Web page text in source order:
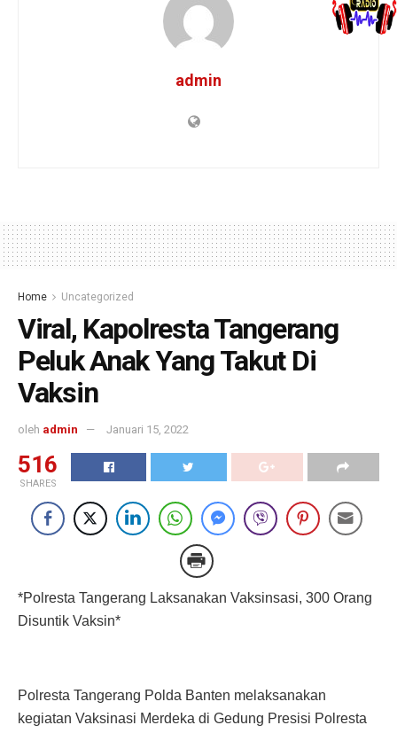
admin
Home Uncategorized
Viral, Kapolresta Tangerang
Peluk Anak Yang Takut Di
Vaksin
oleh admin Januari 15, 2022
516
SHARES
*Polresta Tangerang Laksanakan Vaksinsasi, 300 Orang
Disuntik Vaksin*
Polresta Tangerang Polda Banten melaksanakan
kegiatan Vaksinasi Merdeka di Gedung Presisi Polresta